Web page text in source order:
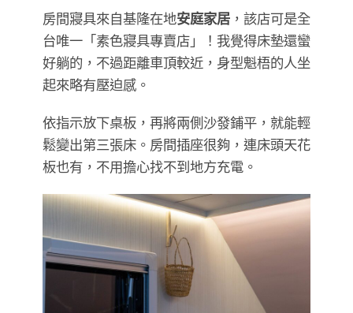
房間寢具來自基隆在地安庭家居 ，該店可是全
台唯一「素色寢具專賣店」！我覺得床墊還蠻
好躺的，不過距離車頂較近，身型魁梧的人坐
起來略有壓迫感。
依指示放下桌板，再將兩側沙發鋪平，就能輕
鬆變出第三張床。房間插座很夠，連床頭天花
板也有，不用擔心找不到地方充電。